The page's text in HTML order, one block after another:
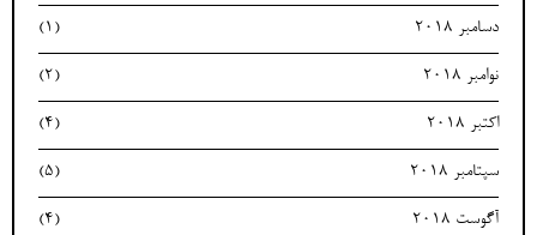
دسامبر 2018 (1)
نوامبر 2018 (2)
اکتبر 2018 (4)
سپتامبر 2018 (5)
آگوست 2018 (4)